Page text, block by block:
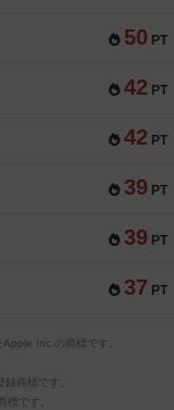
50 PT
42 PT
42 PT
39 PT
39 PT
37 PT
Inc.の商標です。
商標です。
です。